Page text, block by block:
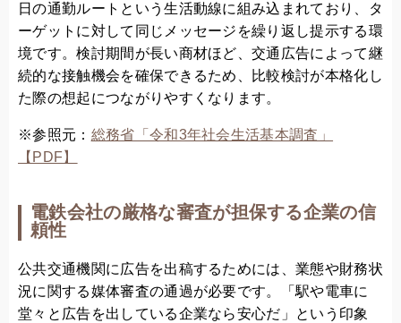
日の通勤ルートという生活動線に組み込まれており、タ
ーゲットに対して同じメッセージを繰り返し提示する環
境です。検討期間が長い商材ほど、交通広告によって継
続的な接触機会を確保できるため、比較検討が本格化し
た際の想起につながりやすくなります。
※参照元： 総務省「令和3年社会生活基本調査」
【PDF】
電鉄会社の厳格な審査が担保する企業の信
頼性
公共交通機関に広告を出稿するためには、業態や財務状
況に関する媒体審査の通過が必要です。「駅や電車に
堂々と広告を出している企業なら安心だ」という印象